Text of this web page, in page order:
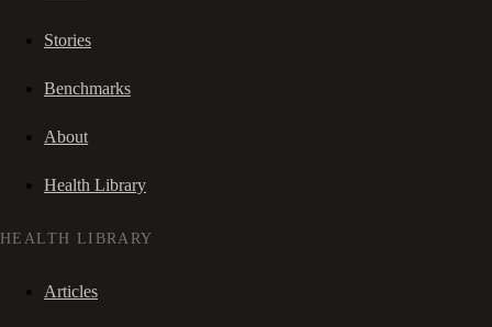
Stories
Benchmarks
About
Health Library
HEALTH LIBRARY
Articles